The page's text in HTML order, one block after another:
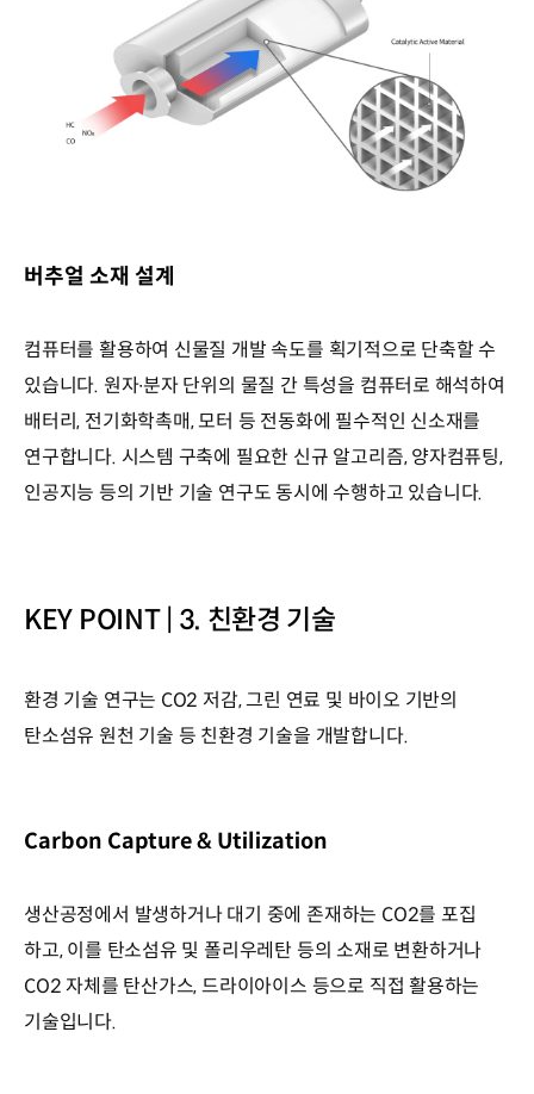
버추얼 소재 설계
컴퓨터를 활용하여 신물질 개발 속도를 획기적으로 단축할 수
있습니다. 원자∙분자 단위의 물질 간 특성을 컴퓨터로 해석하여
배터리, 전기화학촉매, 모터 등 전동화에 필수적인 신소재를
연구합니다. 시스템 구축에 필요한 신규 알고리즘, 양자컴퓨팅,
인공지능 등의 기반 기술 연구도 동시에 수행하고 있습니다.
KEY POINT | 3. 친환경 기술
환경 기술 연구는 CO2 저감, 그린 연료 및 바이오 기반의
탄소섬유 원천 기술 등 친환경 기술을 개발합니다.
Carbon Capture & Utilization
생산공정에서 발생하거나 대기 중에 존재하는 CO2를 포집
하고, 이를 탄소섬유 및 폴리우레탄 등의 소재로 변환하거나
CO2 자체를 탄산가스, 드라이아이스 등으로 직접 활용하는
기술입니다.